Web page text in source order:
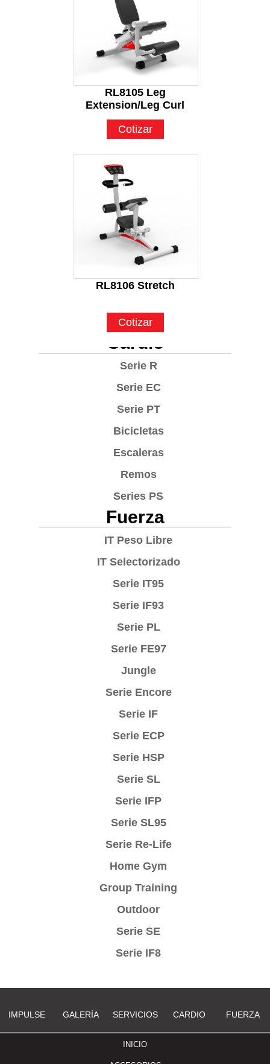
Cardio
Serie R
Serie EC
Serie PT
Bicicletas
Escaleras
Remos
Series PS
Fuerza
IT Peso Libre
IT Selectorizado
Serie IT95
Serie IF93
Serie PL
Serie FE97
Jungle
Serie Encore
Serie IF
Serie ECP
Serie HSP
Serie SL
Serie IFP
Serie SL95
Serie Re-Life
Home Gym
Group Training
Outdoor
Serie SE
Serie IF8
RL8105 Leg
Extension/Leg Curl
Cotizar
RL8106 Stretch
Cotizar
FUERZA
CARDIO
SERVICIOS
GALERÍA
IMPULSE
INICIO